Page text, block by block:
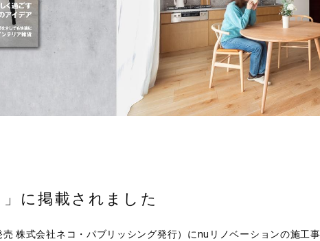
に掲載されました
株式会社ネコ・パブリッシング発行）にnuリノベーションの施工事